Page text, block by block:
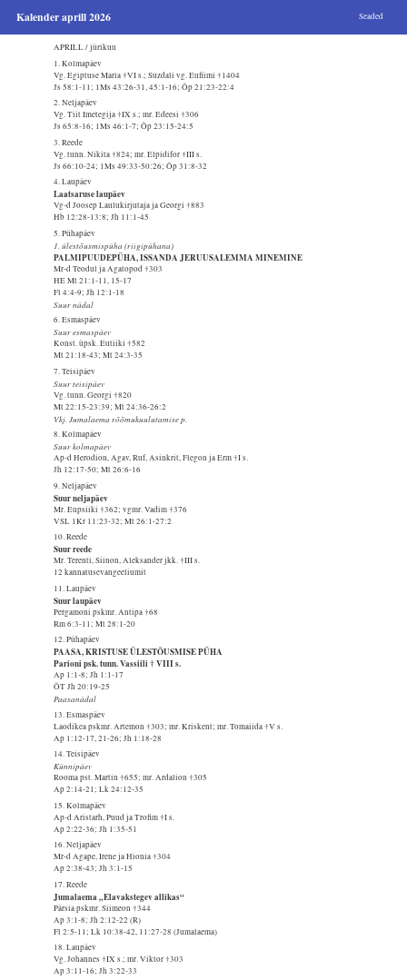
Kalender aprill 2026 Seaded
APRILL / jürikuu
1. Kolmapäev
Vg. Egiptuse Maria †VI s.; Suzdali vg. Eufiimi †1404
Js 58:1-11; 1Ms 43:26-31, 45:1-16; Õp 21:23-22:4
2. Neljapäev
Vg. Tiit Imetegija †IX s.; mr. Edeesi †306
Js 65:8-16; 1Ms 46:1-7; Õp 23:15-24:5
3. Reede
Vg. tunn. Nikita †824; mr. Elpidifor †III s.
Js 66:10-24; 1Ms 49:33-50:26; Õp 31:8-32
4. Laupäev
Laatsaruse laupäev
Vg-d Joosep Laulukirjutaja ja Georgi †883
Hb 12:28-13:8; Jh 11:1-45
5. Pühapäev
1. ülestõusmispüha (riigipühana)
PALMIPUUDEPÜHA, ISSANDA JERUUSALEMMA MINEMINE
Mr-d Teodul ja Agatopod †303
HE Mt 21:1-11, 15-17
Fl 4:4-9; Jh 12:1-18
Suur nädal
6. Esmaspäev
Suur esmaspäev
Konst. üpsk. Eutiiki †582
Mt 21:18-43; Mt 24:3-35
7. Teisipäev
Suur teisipäev
Vg. tunn. Georgi †820
Mt 22:15-23:39; Mt 24:36-26:2
Vkj. Jumalaema rõõmukuulutamise p.
8. Kolmapäev
Suur kolmapäev
Ap-d Herodion, Agav, Ruf, Asinkrit, Flegon ja Erm †I s.
Jh 12:17-50; Mt 26:6-16
9. Neljapäev
Suur neljapäev
Mr. Eupsiiki †362; vgmr. Vadim †376
VSL 1Kr 11:23-32; Mt 26:1-27:2
10. Reede
Suur reede
Mr. Terenti, Siinon, Aleksander jkk. †III s.
12 kannatusevangeeliumit
11. Laupäev
Suur laupäev
Pergamoni pskmr. Antipa †68
Rm 6:3-11; Mt 28:1-20
12. Pühapäev
PAASA, KRISTUSE ÜLESTÕUSMISE PÜHA
Parioni psk. tunn. Vassiili † VIII s.
Ap 1:1-8; Jh 1:1-17
ÕT Jh 20:19-25
Paasanädal
13. Esmaspäev
Laodikea pskmr. Artemon †303; mr. Kriskent; mr. Tomaiida †V s.
Ap 1:12-17, 21-26; Jh 1:18-28
14. Teisipäev
Künnipäev
Rooma pst. Martin †655; mr. Ardalion †305
Ap 2:14-21; Lk 24:12-35
15. Kolmapäev
Ap-d Aristarh, Puud ja Trofim †I s.
Ap 2:22-36; Jh 1:35-51
16. Neljapäev
Mr-d Agape, Irene ja Hionia †304
Ap 2:38-43; Jh 3:1-15
17. Reede
Jumalaema „Elavakstegev allikas“
Pärsia pskmr. Siimeon †344
Ap 3:1-8; Jh 2:12-22 (R)
Fl 2:5-11; Lk 10:38-42, 11:27-28 (Jumalaema)
18. Laupäev
Vg. Johannes †IX s.; mr. Viktor †303
Ap 3:11-16; Jh 3:22-33